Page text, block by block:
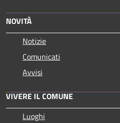
NOVITÀ
Notizie
Comunicati
Avvisi
VIVERE IL COMUNE
Luoghi